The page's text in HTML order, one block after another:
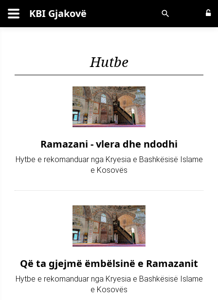
Kërko KBI Gjakovë
Hutbe
Ramazani - vlera dhe ndodhi
Hytbe e rekomanduar nga Kryesia e Bashkësisë Islame
e Kosovës
Që ta gjejmë ëmbëlsinë e Ramazanit
Hytbe e rekomanduar nga Kryesia e Bashkësisë Islame
e Kosovës